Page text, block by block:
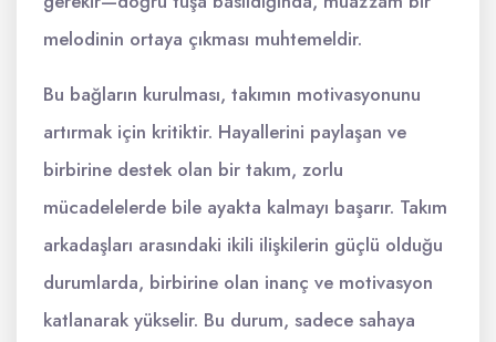
melodinin ortaya çıkması muhtemeldir.
Bu bağların kurulması, takımın motivasyonunu
artırmak için kritiktir. Hayallerini paylaşan ve
birbirine destek olan bir takım, zorlu
mücadelelerde bile ayakta kalmayı başarır. Takım
arkadaşları arasındaki ikili ilişkilerin güçlü olduğu
durumlarda, birbirine olan inanç ve motivasyon
katlanarak yükselir. Bu durum, sadece sahaya